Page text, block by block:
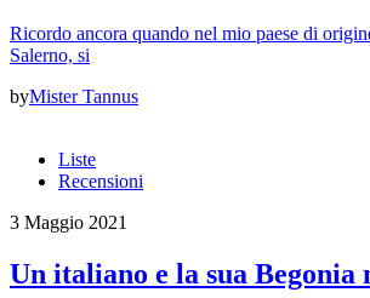
Ricordo ancora quando nel mio paese di
Salerno, si
byMister Tannus
Liste
Recensioni
3 Maggio 2021
Un italiano e la sua Begonia